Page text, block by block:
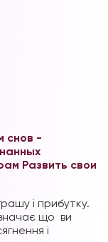
снов -
Развить свои
і прибутку.
що ви
і